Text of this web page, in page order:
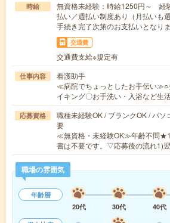
時給
無資格未経験：時給1250円～ 経
払い／週払い制度あり（月払いも
手続き完了次第のお支払いとなりま
交通費
交通費支給※規定有
仕事内容
看護助手
≪病院でちょっとしたお手伝い≫○
イキング〇お手洗い・入浴など生
応募資格
職種未経験OK / ブランクOK / パソ
要
≪無資格・未経験OK≫年齢不問
書は不要です。▽応募後の流れ1)
職場の雰囲気
年齢層
20代
30代 40代